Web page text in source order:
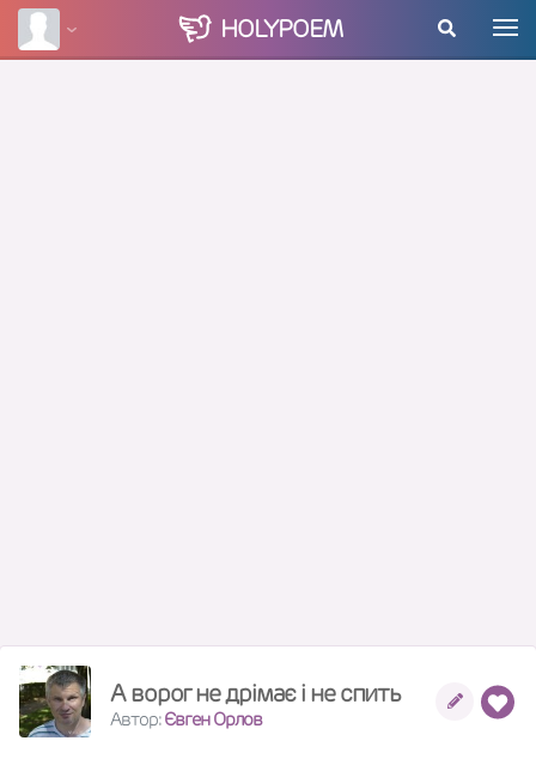
HOLYPOEM
А ворог не дрімає і не спить
Автор:Євген Орлов